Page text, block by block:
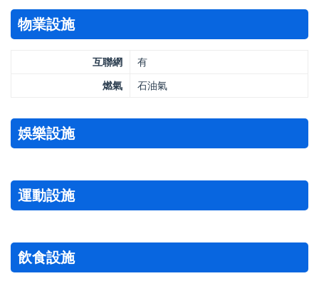
物業設施
互聯網
有
燃氣
石油氣
娛樂設施
運動設施
飲食設施